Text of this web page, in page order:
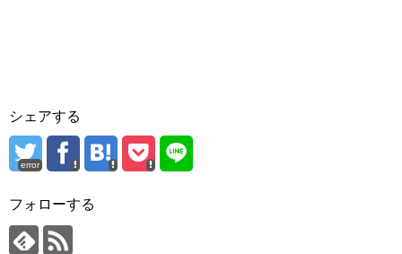
シェアする
error
フォローする